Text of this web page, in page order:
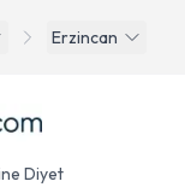
Erzincan
Diyet